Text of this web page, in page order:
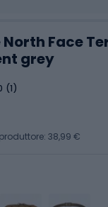
Face
grey
(1)
38,99 €